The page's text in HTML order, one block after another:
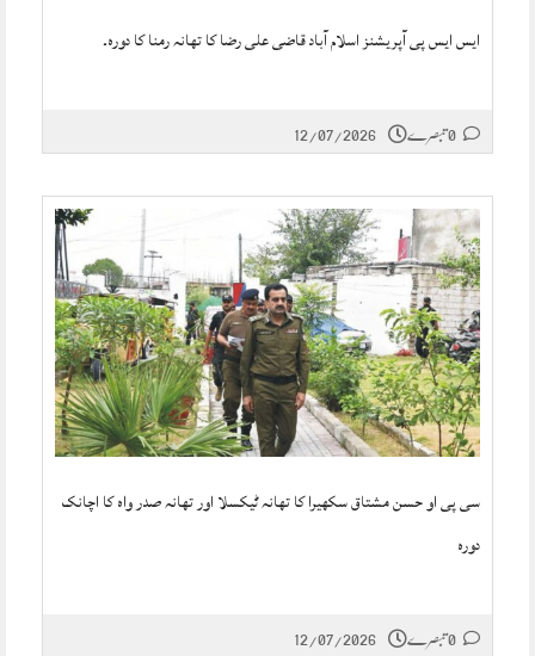
ایس ایس پی آپریشنز اسلام آباد قاضی علی رضا کا تھانہ رمنا کا دورہ۔
12/07/2026
سی پی او حسن مشتاق سکھیرا کا تھانہ ٹیکسلا اور تھانہ صدر واہ کا اچانک
دورہ
12/07/2026